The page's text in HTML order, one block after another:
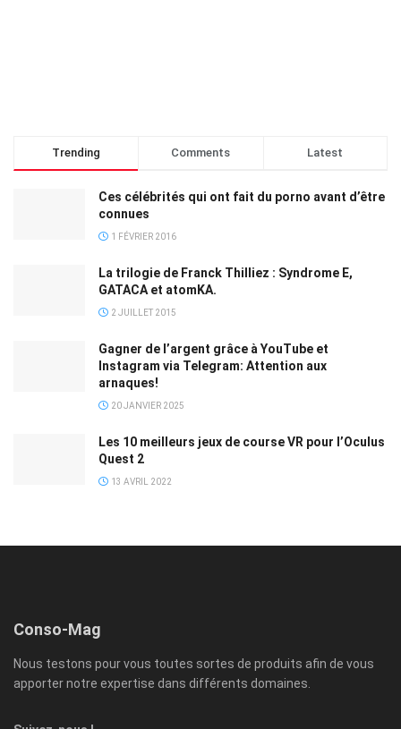
Trending Comments Latest
Ces célébrités qui ont fait du porno avant d’être
connues
1 FÉVRIER 2016
La trilogie de Franck Thilliez : Syndrome E,
GATACA et atomKA.
2 JUILLET 2015
Gagner de l’argent grâce à YouTube et
Instagram via Telegram: Attention aux
arnaques!
20 JANVIER 2025
Les 10 meilleurs jeux de course VR pour l’Oculus
Quest 2
13 AVRIL 2022
Conso-Mag
Nous testons pour vous toutes sortes de produits afin de vous
apporter notre expertise dans différents domaines.